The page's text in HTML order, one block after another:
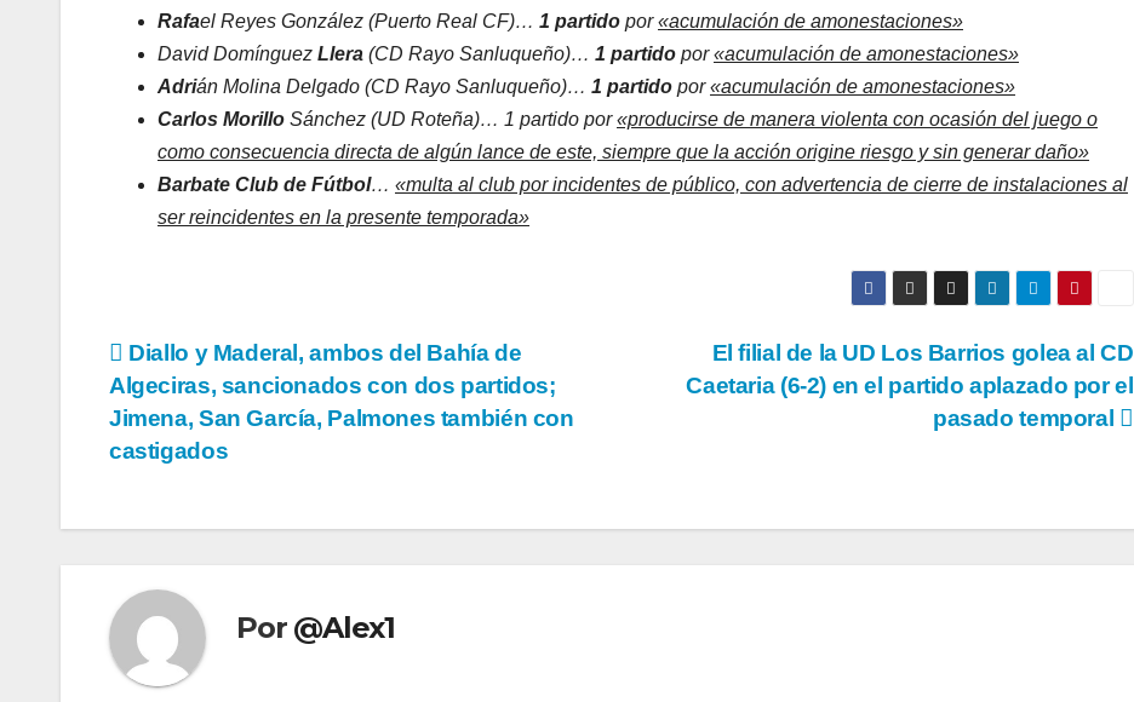
Rafael Reyes González (Puerto Real CF)… 1 partido por«acumulación de amonestaciones»
David Domínguez Llera (CD Rayo Sanluqueño)… 1 partido por«acumulación de amonestaciones»
Adrián Molina Delgado (CD Rayo Sanluqueño)… 1 partido por«acumulación de amonestaciones»
Carlos Morillo Sánchez (UD Roteña)… 1 partido por«producirse de manera violenta con ocasión del juego o
como consecuencia directa de algún lance de este, siempre que la acción origine riesgo y sin generar daño»
Barbate Club de Fútbol… «multa al club por incidentes de público, con advertencia de cierre de instalaciones al
ser reincidentes en la presente temporada»
Navegación
de
entradas
El filial de la UD Los Barrios golea al CD
Caetaria (6-2) en el partido aplazado por el
pasado temporal
Diallo y Maderal, ambos del Bahía de
Algeciras, sancionados con dos partidos;
Jimena, San García, Palmones también con
castigados
Por @Alex1